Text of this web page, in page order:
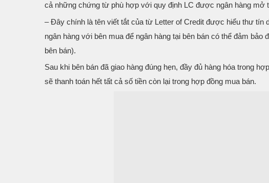
cả những chứng từ phù hợp với quy định LC được ngân hàng mở
– Đây chính là tên viết tắt của từ Letter of Credit được hiểu thư tín
ngân hàng với bên mua để ngân hàng tại bên bán có thể đảm
bên bán).
Sau khi bên bán đã giao hàng đúng hẹn, đầy đủ hàng hóa trong
sẽ thanh toán hết tất cả số tiền còn lại trong hợp đồng mua bán.